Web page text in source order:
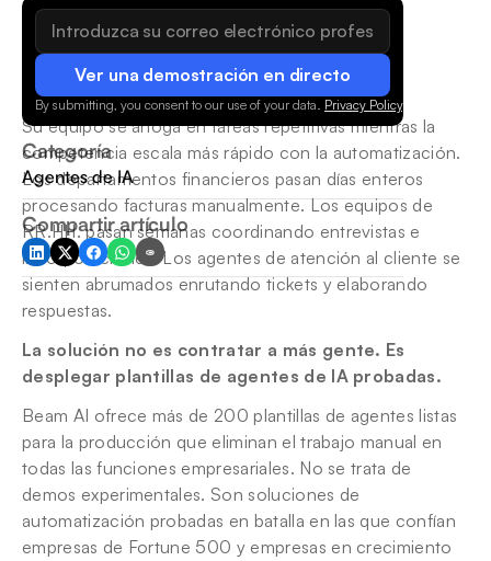
Ver una demostración en directo
By submitting, you consent to our use of your data. Privacy Policy.
Categoría
Agentes de IA
Compartir artículo
Su equipo se ahoga en tareas repetitivas mientras la
competencia escala más rápido con la automatización.
Los departamentos financieros pasan días enteros
procesando facturas manualmente. Los equipos de
RR.HH. pasan semanas coordinando entrevistas e
incorporaciones. Los agentes de atención al cliente se
sienten abrumados enrutando tickets y elaborando
respuestas.
La solución no es contratar a más gente. Es
desplegar plantillas de agentes de IA probadas.
Beam AI ofrece más de 200 plantillas de agentes listas
para la producción que eliminan el trabajo manual en
todas las funciones empresariales. No se trata de
demos experimentales. Son soluciones de
automatización probadas en batalla en las que confían
empresas de Fortune 500 y empresas en crecimiento